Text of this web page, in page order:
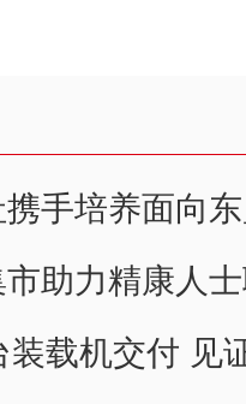
手培养面向
助力精康人
载机交付 见